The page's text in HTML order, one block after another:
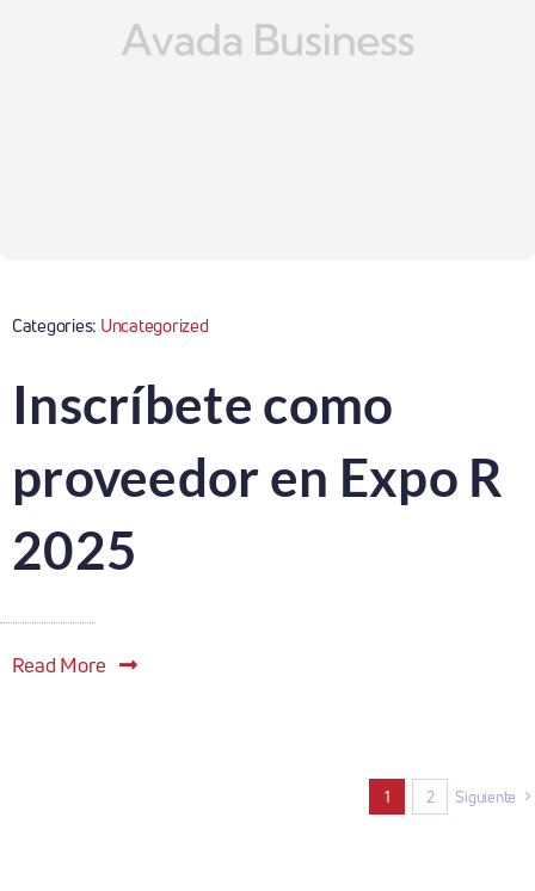
Categories: Uncategorized
Inscríbete como
proveedor en Expo R
2025
Read More
1 2 Siguiente